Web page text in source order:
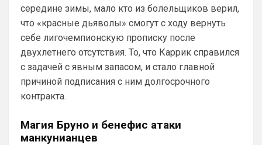
середине зимы, мало кто из болельщиков верил,
что «красные дьяволы» смогут с ходу вернуть
себе лигочемпионскую прописку после
двухлетнего отсутствия. То, что Каррик справился
с задачей с явным запасом, и стало главной
причиной подписания с ним долгосрочного
контракта.
Магия Бруно и бенефис атаки
манкунианцев